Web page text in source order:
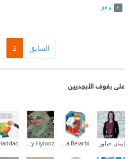
أوافق
السابق 2
على رفوف الأبجديين
إيمان حيلوز Halima Belarbi
Hanady Hylooz